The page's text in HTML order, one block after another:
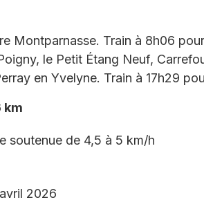
Montparnasse. Train à 8h06
le Petit Étang Neuf,
en Yvelyne. Train à 17h29
km
soutenue de 4,5 à 5 km/h
2026